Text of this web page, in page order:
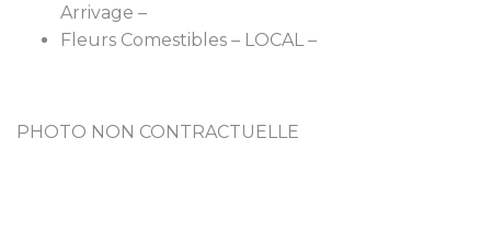
Arrivage –
Fleurs Comestibles – LOCAL –
PHOTO NON CONTRACTUELLE